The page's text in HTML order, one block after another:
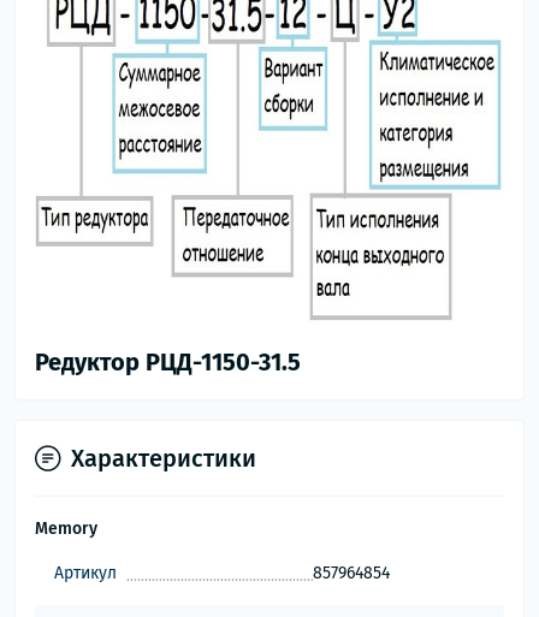
Редуктор РЦД-1150-31.5
Характеристики
Memory
Артикул 857964854